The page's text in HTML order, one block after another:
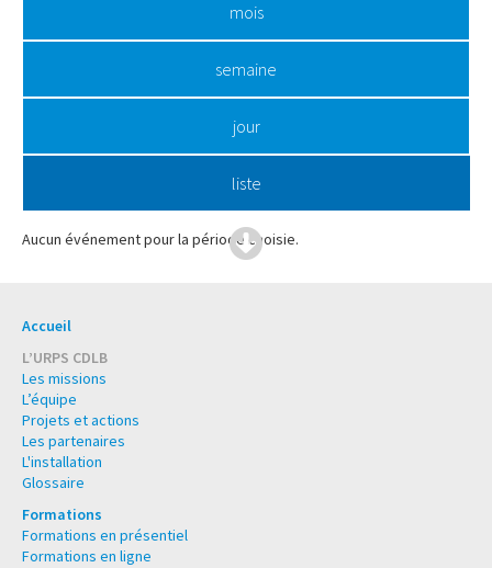
mois
semaine
jour
liste
Aucun événement pour la période choisie.
Accueil
L’URPS CDLB
Les missions
L’équipe
Projets et actions
Les partenaires
L'installation
Glossaire
Formations
Formations en présentiel
Formations en ligne